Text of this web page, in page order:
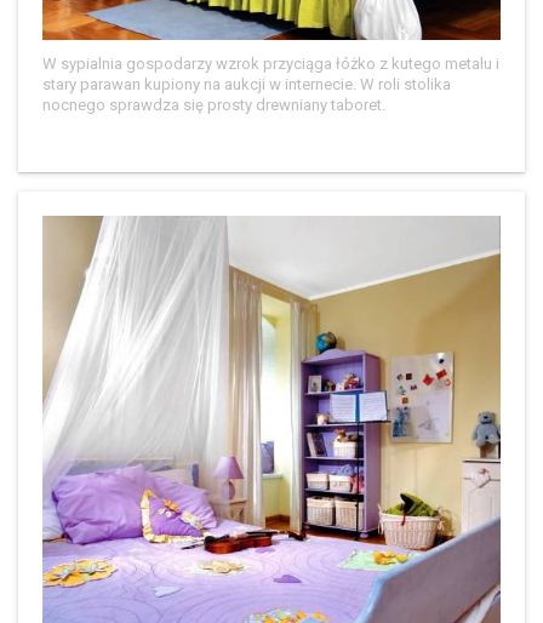
W sypialnia gospodarzy wzrok przyciąga łóżko z kutego metalu i
stary parawan kupiony na aukcji w internecie. W roli stolika
nocnego sprawdza się prosty drewniany taboret.